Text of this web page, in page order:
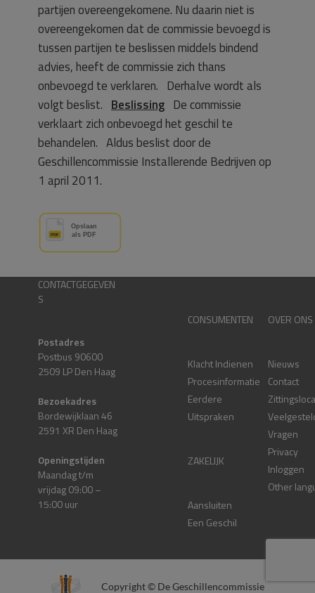
partijen overeengekomene. Nu daarin niet is
overeengekomen dat de commissie bevoegd is
tussen partijen te beslissen middels bindend
advies, heeft de commissie zich thans
onbevoegd te verklaren. Derhalve wordt als
volgt beslist. Beslissing De commissie
verklaart zich onbevoegd het geschil te
behandelen. Aldus beslist door de
Geschillencommissie Installerende Bedrijven op
1 april 2011.
CONTACTGEGEVEN
S
Postadres
Postbus 90600
2509 LP Den Haag
Bezoekadres
Bordewijklaan 46
2591 XR Den Haag
Openingstijden
Maandag t/m
vrijdag 09:00 –
15:00 uur
CONSUMENTEN
Klacht Indienen
Procesinformatie
Eerdere
Uitspraken
ZAKELIJK
Aansluiten
Een Geschil
OVER ONS
Nieuws
Contact
Vragen
Privacy
Inloggen
Other
Copyright © De Geschillencommissie